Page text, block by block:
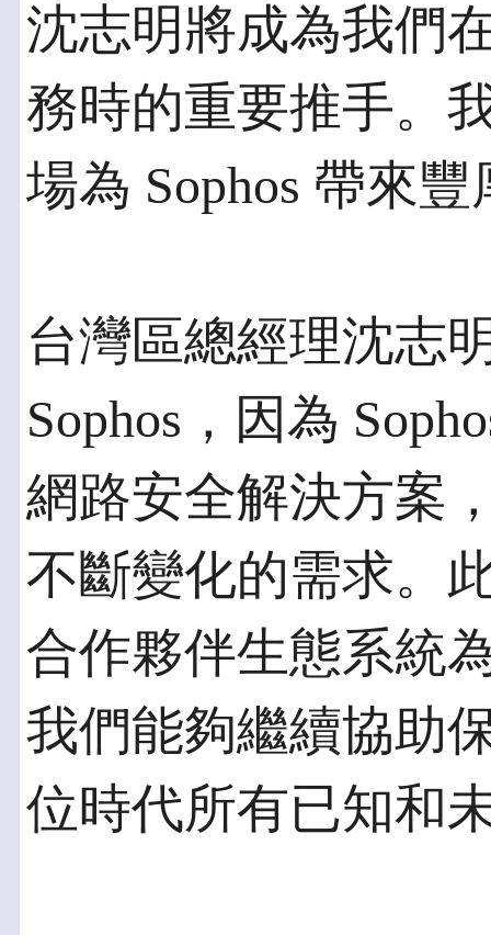
沈志明將成為我們
務時的重要推手。
場為 Sophos 帶來
台灣區總經理沈志
Sophos，因為
網路安全解決方案
不斷變化的需求。
合作夥伴生態系統
我們能夠繼續協助
位時代所有已知和